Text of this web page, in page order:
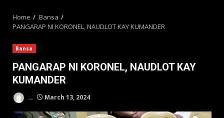
Home
Bansa
PANGARAP NI KORONEL, NAUDLOT KAY KUMANDER
Bansa
PANGARAP NI KORONEL, NAUDLOT KAY
KUMANDER
.. March 13, 2024